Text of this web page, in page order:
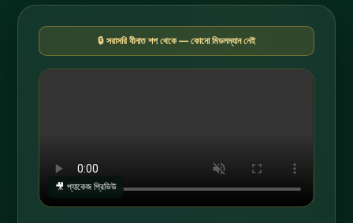
🔒 সরাসরি যীনাত শপ থেকে — কোনো মিডলম্যান নেই
🎥 প্যাকেজ প্রিভিউ